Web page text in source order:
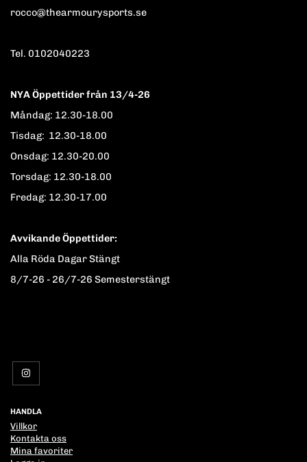
rocco@thearmourysports.se
Tel. 0102040223
NYA Öppettider från 13/4-26
Måndag: 12.30-18.00
Tisdag: 12.30-18.00
Onsdag: 12.30-20.00
Torsdag: 12.30-18.00
Fredag: 12.30-17.00
Avvikande Öppettider:
Alla Röda Dagar Stängt
8/7-26 - 26/7-26 Semesterstängt
HANDLA
Villkor
Kontakta oss
Mina favoriter